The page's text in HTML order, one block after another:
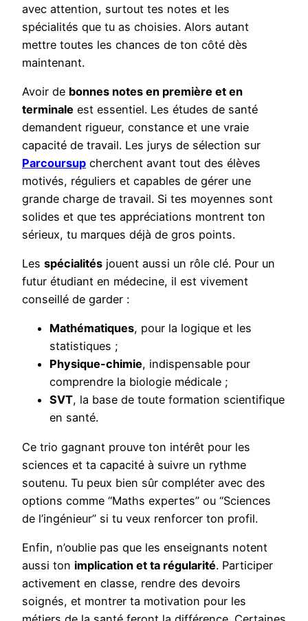
avec attention, surtout tes notes et les
spécialités que tu as choisies. Alors autant
mettre toutes les chances de ton côté dès
maintenant.
Avoir de bonnes notes en première et en
terminale est essentiel. Les études de santé
demandent rigueur, constance et une vraie
capacité de travail. Les jurys de sélection sur
Parcoursup cherchent avant tout des élèves
motivés, réguliers et capables de gérer une
grande charge de travail. Si tes moyennes sont
solides et que tes appréciations montrent ton
sérieux, tu marques déjà de gros points.
Les spécialités jouent aussi un rôle clé. Pour un
futur étudiant en médecine, il est vivement
conseillé de garder :
Mathématiques, pour la logique et les
statistiques ;
Physique-chimie, indispensable pour
comprendre la biologie médicale ;
SVT, la base de toute formation scientifique
en santé.
Ce trio gagnant prouve ton intérêt pour les
sciences et ta capacité à suivre un rythme
soutenu. Tu peux bien sûr compléter avec des
options comme “Maths expertes” ou “Sciences
de l’ingénieur” si tu veux renforcer ton profil.
Enfin, n’oublie pas que les enseignants notent
aussi ton implication et ta régularité. Participer
activement en classe, rendre des devoirs
soignés, et montrer ta motivation pour les